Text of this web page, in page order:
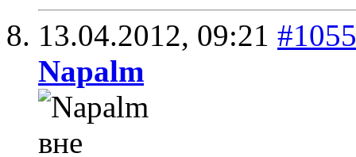
13.04.2012, 09:21 #1055
Napalm